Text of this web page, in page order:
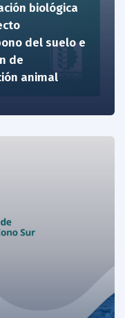
biológica
del suelo e
de
animal